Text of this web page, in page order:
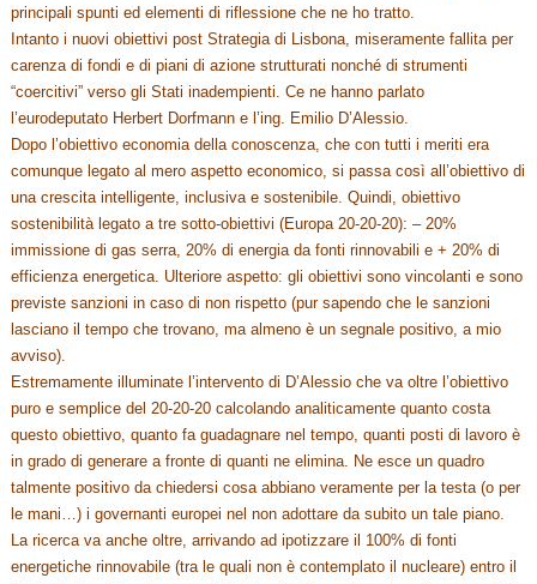
principali spunti ed elementi di riflessione che ne ho tratto.
Intanto i nuovi obiettivi post Strategia di Lisbona, miseramente fallita per
carenza di fondi e di piani di azione strutturati nonché di strumenti
“coercitivi” verso gli Stati inadempienti. Ce ne hanno parlato
l’eurodeputato Herbert Dorfmann e l’ing. Emilio D’Alessio.
Dopo l’obiettivo economia della conoscenza, che con tutti i meriti era
comunque legato al mero aspetto economico, si passa così all’obiettivo di
una crescita intelligente, inclusiva e sostenibile. Quindi, obiettivo
sostenibilità legato a tre sotto-obiettivi (Europa 20-20-20): – 20%
immissione di gas serra, 20% di energia da fonti rinnovabili e + 20% di
efficienza energetica. Ulteriore aspetto: gli obiettivi sono vincolanti e sono
previste sanzioni in caso di non rispetto (pur sapendo che le sanzioni
lasciano il tempo che trovano, ma almeno è un segnale positivo, a mio
avviso).
Estremamente illuminate l’intervento di D’Alessio che va oltre l’obiettivo
puro e semplice del 20-20-20 calcolando analiticamente quanto costa
questo obiettivo, quanto fa guadagnare nel tempo, quanti posti di lavoro è
in grado di generare a fronte di quanti ne elimina. Ne esce un quadro
talmente positivo da chiedersi cosa abbiano veramente per la testa (o per
le mani…) i governanti europei nel non adottare da subito un tale piano.
La ricerca va anche oltre, arrivando ad ipotizzare il 100% di fonti
energetiche rinnovabile (tra le quali non è contemplato il nucleare) entro il